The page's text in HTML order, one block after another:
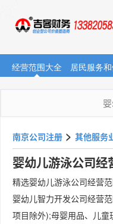
经营范围大全 居民服务
南京公司注册 > 其他服务
婴幼儿游泳公司经
精选婴幼儿游泳公司经营范
婴幼儿智力开发公司经营
项目除外);母婴用品、儿童